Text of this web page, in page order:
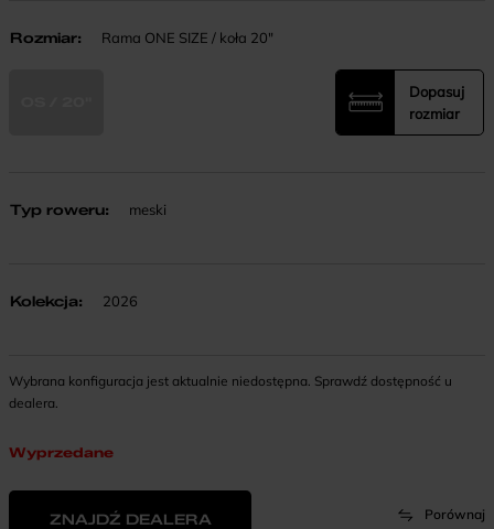
Rozmiar: Rama ONE SIZE / koła 20"
Dopasuj
rozmiar
Typ roweru: meski
Kolekcja: 2026
Wybrana konfiguracja jest aktualnie niedostępna. Sprawdź dostępność u
dealera.
Wyprzedane
Porównaj
ZNAJDŹ DEALERA